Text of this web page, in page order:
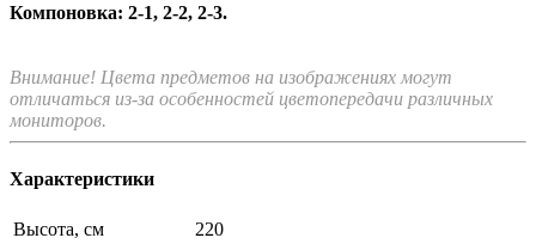
Компоновка: 2-1, 2-2, 2-3.
Внимание! Цвета предметов на изображениях могут
отличаться из-за особенностей цветопередачи различных
мониторов.
Характеристики
Высота, см
220